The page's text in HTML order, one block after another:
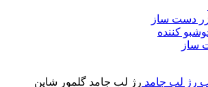
دست ساز
کننده
ساز
رژ لب جامد رژ لب جامد گلمور شاین